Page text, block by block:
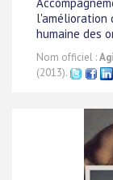
l'amélioration
humaine des
Nom officiel :
(2013).